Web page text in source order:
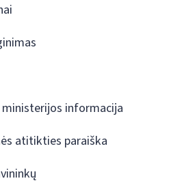
informacija
atitikties paraiška